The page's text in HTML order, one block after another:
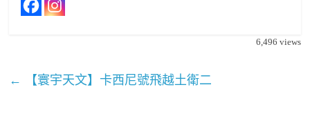
6,496 views
← 【寰宇天文】卡西尼號飛越土衛二